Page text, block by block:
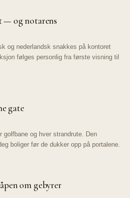
— og notarens
og nederlandsk snakkes på kontoret
følges personlig fra første visning til
gate
og hver strandrute. Den
boliger før de dukker opp på portalene.
om gebyrer